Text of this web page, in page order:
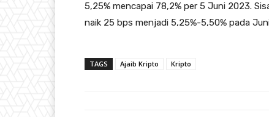
5,25% mencapai 78,2% per 5 Juni 2023.
naik 25 bps menjadi 5,25%-5,50% pada
TAGS Ajaib Kripto Kripto